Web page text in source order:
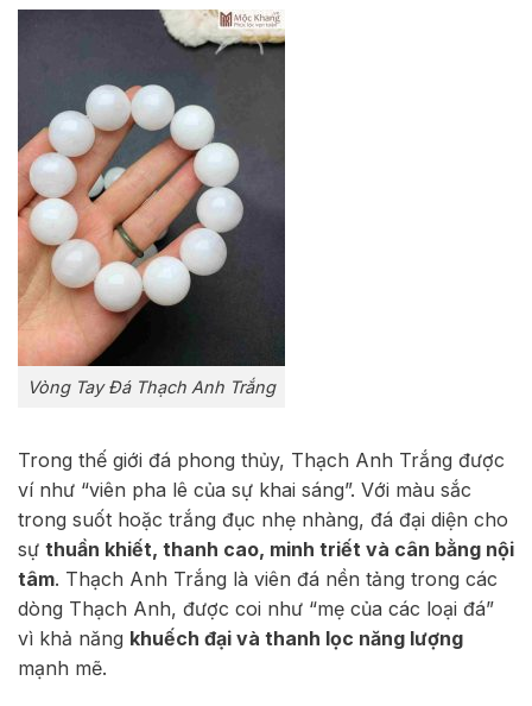
Vòng Tay Đá Thạch Anh Trắng
Trong thế giới đá phong thủy, Thạch Anh Trắng được
ví như “viên pha lê của sự khai sáng”. Với màu sắc
trong suốt hoặc trắng đục nhẹ nhàng, đá đại diện cho
sự thuần khiết, thanh cao, minh triết và cân bằng nội
tâm. Thạch Anh Trắng là viên đá nền tảng trong các
dòng Thạch Anh, được coi như “mẹ của các loại đá”
vì khả năng khuếch đại và thanh lọc năng lượng
mạnh mẽ.